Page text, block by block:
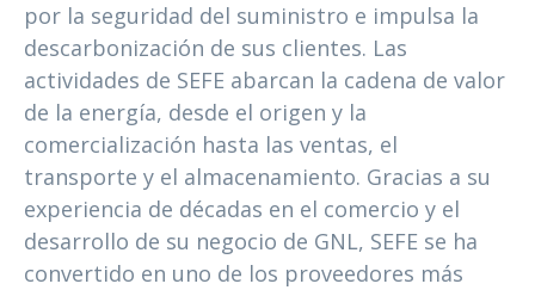
por la seguridad del suministro e impulsa la
descarbonización de sus clientes. Las
actividades de SEFE abarcan la cadena de valor
de la energía, desde el origen y la
comercialización hasta las ventas, el
transporte y el almacenamiento. Gracias a su
experiencia de décadas en el comercio y el
desarrollo de su negocio de GNL, SEFE se ha
convertido en uno de los proveedores más